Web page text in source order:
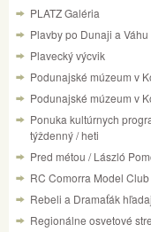
PLATZ Galéria
Plavby po Dunaji a Váhu
Plavecký výcvik
Podunajské múzeum v
Podunajské múzeum v
Ponuka kultúrnych
týždenný / heti
Pred métou / László
RC Comorra Model
Rebeli a Dramaťák
Regionálne osvetové